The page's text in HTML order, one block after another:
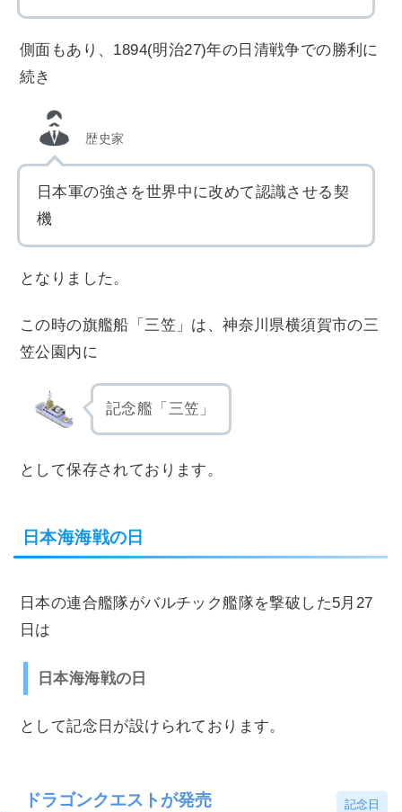
側面もあり、1894(明治27)年の日清戦争での勝利に
続き
歴史家
日本軍の強さを世界中に改めて認識させる契
機
となりました。
この時の旗艦船「三笠」は、神奈川県横須賀市の三
笠公園内に
記念艦「三笠」
として保存されております。
日本海海戦の日
日本の連合艦隊がバルチック艦隊を撃破した5月27
日は
日本海海戦の日
として記念日が設けられております。
ドラゴンクエストが発売 記念日